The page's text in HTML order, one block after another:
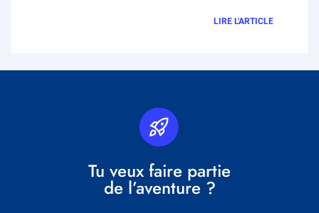
LIRE L'ARTICLE
Titre
Bloc
Tu veux faire partie
de l’aventure ?